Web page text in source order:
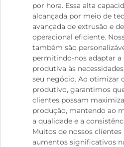
por hora. Essa alta
alcançada por meio de
avançada de extrusão e
operacional eficiente.
também são
permitindo-nos adaptar a
produtiva às
seu negócio. Ao otimizar
produtivo, garantimos
clientes possam
produção, mantendo ao
a qualidade e a
Muitos de nossos
aumentos significativos